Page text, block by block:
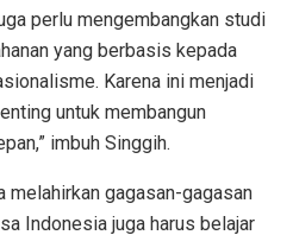
perlu mengembangkan studi
yang berbasis kepada
Karena ini menjadi
untuk membangun
imbuh Singgih.
melahirkan gagasan-gagasan
Indonesia juga harus belajar